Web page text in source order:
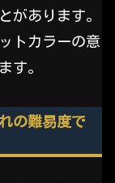
があります。
トカラーの意
す。
の難易度で